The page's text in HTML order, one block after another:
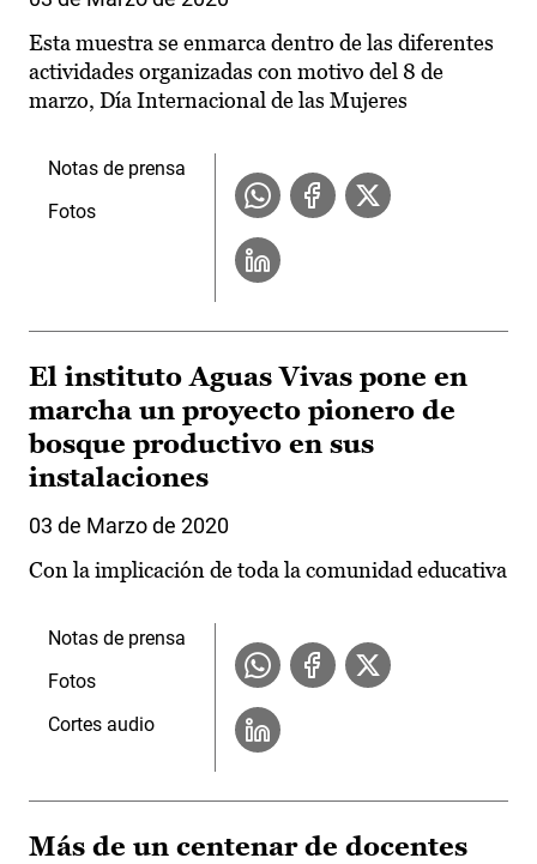
Esta muestra se enmarca dentro de las diferentes
actividades organizadas con motivo del 8 de
marzo, Día Internacional de las Mujeres
Notas de prensa
Fotos
El instituto Aguas Vivas pone en
marcha un proyecto pionero de
bosque productivo en sus
instalaciones
03 de Marzo de 2020
Con la implicación de toda la comunidad educativa
Notas de prensa
Fotos
Cortes audio
Más de un centenar de docentes